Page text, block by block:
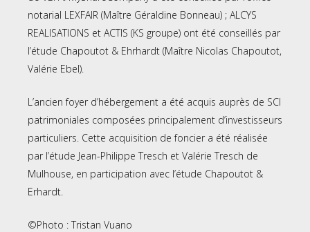
notarial LEXFAIR (Maître Géraldine Bonneau) ; ALCYS
REALISATIONS et ACTIS (KS groupe) ont été conseillés par
l’étude Chapoutot & Ehrhardt (Maître Nicolas Chapoutot,
Valérie Ebel).
L’ancien foyer d’hébergement a été acquis auprès de SCI
patrimoniales composées principalement d’investisseurs
particuliers. Cette acquisition de foncier a été réalisée
par l’étude Jean-Philippe Tresch et Valérie Tresch de
Mulhouse, en participation avec l’étude Chapoutot &
Erhardt.
©Photo : Tristan Vuano